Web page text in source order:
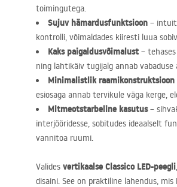
toimingutega.
Sujuv hämardusfunktsioon –
kontrolli, võimaldades kiiresti luua
Kaks paigaldusvõimalust –
ning lahtikäiv tugijalg annab vabaduse
Minimalistlik raamikonstruktsioon
esiosaga annab tervikule väga kerge,
Mitmeotstarbeline kasutus–
interjööridesse, sobitudes ideaalselt
vannitoa ruumi.
Valides vertikaalse Classico LED-peegli
disaini. See on praktiline lahendus,